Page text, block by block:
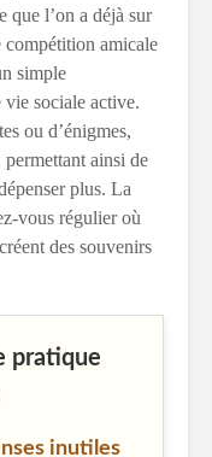
que l’on a déjà sur
compétition amicale
simple
sociale active.
ou d’énigmes,
ainsi de
plus. La
vous régulier où
des souvenirs
pratique
inutiles